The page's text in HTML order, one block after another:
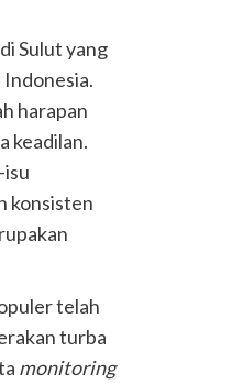
Sulut yang
harapan
keadilan.
isu
konsisten
telah
turba
monitoring